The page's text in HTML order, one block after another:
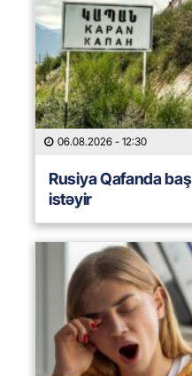
06.08.2026 - 12:30
Rusiya Qafanda
istəyir